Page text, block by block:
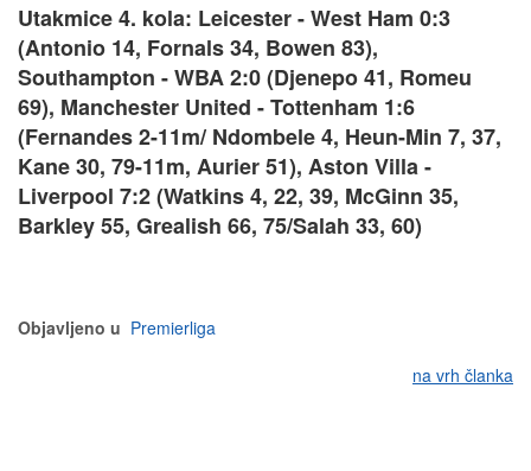
Utakmice 4. kola: Leicester - West Ham 0:3
(Antonio 14, Fornals 34, Bowen 83),
Southampton - WBA 2:0 (Djenepo 41, Romeu
69), Manchester United - Tottenham 1:6
(Fernandes 2-11m/ Ndombele 4, Heun-Min 7, 37,
Kane 30, 79-11m, Aurier 51), Aston Villa -
Liverpool 7:2 (Watkins 4, 22, 39, McGinn 35,
Barkley 55, Grealish 66, 75/Salah 33, 60)
Objavljeno u Premierliga
na vrh članka